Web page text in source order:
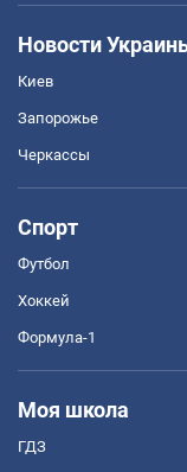
Новости
Киев
Запорожье
Черкассы
Спорт
Футбол
Хоккей
Формула-1
Моя школа
ГДЗ